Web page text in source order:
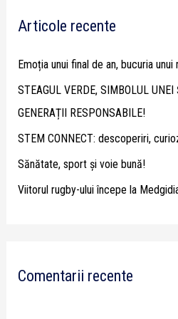
c
o
r
:
Articole recente
Emoția unui final de an, bucuria unui
STEAGUL VERDE, SIMBOLUL UNEI
GENERAȚII RESPONSABILE!
STEM CONNECT: descoperiri,
Sănătate, sport și voie bună!
Viitorul rugby-ului începe la
Comentarii recente